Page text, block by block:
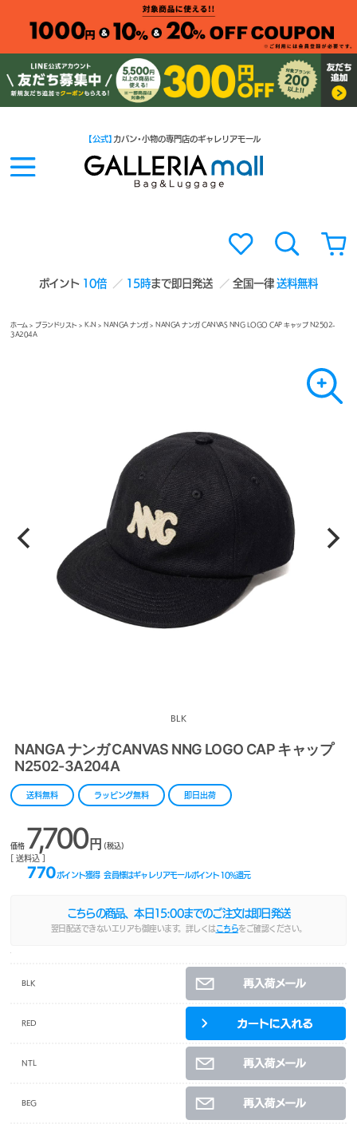
ポイント 10倍 15時まで即日発送 全国一律送料無料
【公式】 カバン・小物の専門店のギャレリアモール
ホーム >ブランドリスト > K-N > NANGA ナンガ> NANGA ナンガ CANVAS NNG LOGO CAP キャップ N2502-
3A204A
BLK
NANGA ナンガ CANVAS NNG LOGO CAP キャップ
N2502-3A204A
送料無料 ラッピング無料 即日出荷
価格 7,700円 (税込)
[ 送料込 ]
770ポイント獲得 会員様はギャレリアモールポイント 10%還元
こちらの商品、本日 15:00までのご注文は即日発送
翌日配送できないエリアも御座います。詳しくは こちらをご確認ください。
BLK
RED
NTL
BEG